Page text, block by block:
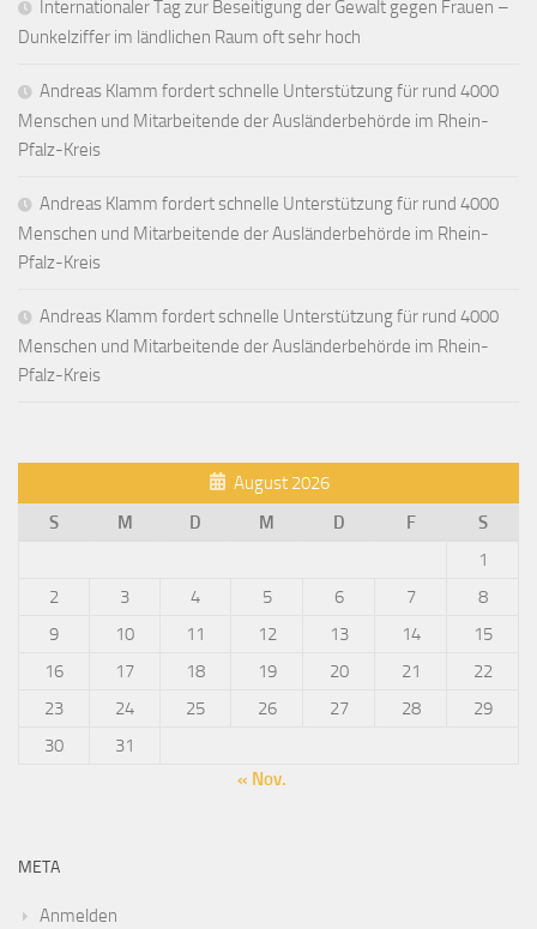
Internationaler Tag zur Beseitigung der Gewalt gegen Frauen –
Dunkelziffer im ländlichen Raum oft sehr hoch
Andreas Klamm fordert schnelle Unterstützung für rund 4000
Menschen und Mitarbeitende der Ausländerbehörde im Rhein-
Pfalz-Kreis
Andreas Klamm fordert schnelle Unterstützung für rund 4000
Menschen und Mitarbeitende der Ausländerbehörde im Rhein-
Pfalz-Kreis
Andreas Klamm fordert schnelle Unterstützung für rund 4000
Menschen und Mitarbeitende der Ausländerbehörde im Rhein-
Pfalz-Kreis
August 2026
S
M D M D F
S
1
2
3 4 5 6 7
8
9
10 11 12 13 14
15
16
17 18 19 20 21
22
23
24 25 26 27 28
29
30
31
« Nov.
META
Anmelden